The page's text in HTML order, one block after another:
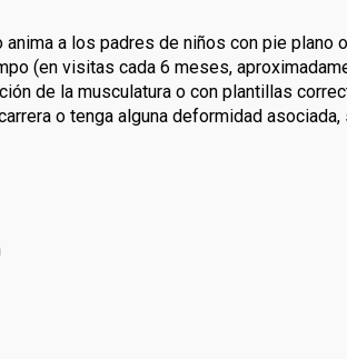
a los padres de niños con pie
(en visitas cada 6 meses,
de la musculatura o con plantillas
o tenga alguna deformidad